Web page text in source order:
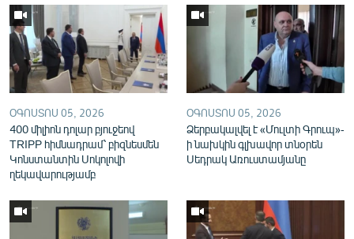
English
Русский
ՀԵՏԵՎԵՔ ՄԵԶ
ՕԳՈՍՏՈՍ 05, 2026
400 միլիոն դոլար բյուջեով
TRIPP հիմնադրամ՝ բիզնեսմեն
Կոնստանտին Սոկոլովի
ղեկավարությամբ
ՕԳՈՍՏՈՍ 05, 2026
Ձերբակալվել է «Մուլտի Գրուպ»-
ի նախկին գլխավոր տնօրեն
Սեդրակ Առուստամյանը